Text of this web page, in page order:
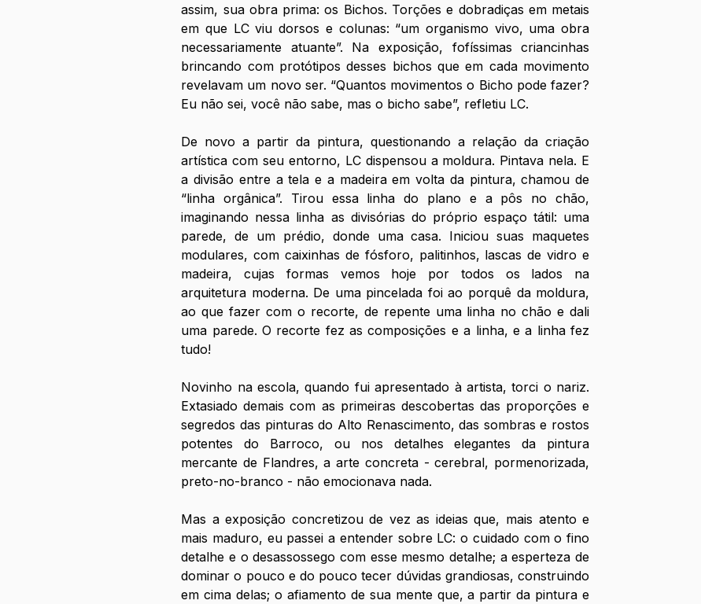
assim, sua obra prima: os Bichos. Torções e dobradiças em metais
em que LC viu dorsos e colunas: “um organismo vivo, uma obra
necessariamente atuante”. Na exposição, fofíssimas criancinhas
brincando com protótipos desses bichos que em cada movimento
revelavam um novo ser. “Quantos movimentos o Bicho pode fazer?
Eu não sei, você não sabe, mas o bicho sabe”, refletiu LC.
De novo a partir da pintura, questionando a relação da criação
artística com seu entorno, LC dispensou a moldura. Pintava nela. E
a divisão entre a tela e a madeira em volta da pintura, chamou de
“linha orgânica”. Tirou essa linha do plano e a pôs no chão,
imaginando nessa linha as divisórias do próprio espaço tátil: uma
parede, de um prédio, donde uma casa. Iniciou suas maquetes
modulares, com caixinhas de fósforo, palitinhos, lascas de vidro e
madeira, cujas formas vemos hoje por todos os lados na
arquitetura moderna. De uma pincelada foi ao porquê da moldura,
ao que fazer com o recorte, de repente uma linha no chão e dali
uma parede. O recorte fez as composições e a linha, e a linha fez
tudo!
Novinho na escola, quando fui apresentado à artista, torci o nariz.
Extasiado demais com as primeiras descobertas das proporções e
segredos das pinturas do Alto Renascimento, das sombras e rostos
potentes do Barroco, ou nos detalhes elegantes da pintura
mercante de Flandres, a arte concreta - cerebral, pormenorizada,
preto-no-branco - não emocionava nada.
Mas a exposição concretizou de vez as ideias que, mais atento e
mais maduro, eu passei a entender sobre LC: o cuidado com o fino
detalhe e o desassossego com esse mesmo detalhe; a esperteza de
dominar o pouco e do pouco tecer dúvidas grandiosas, construindo
em cima delas; o afiamento de sua mente que, a partir da pintura e